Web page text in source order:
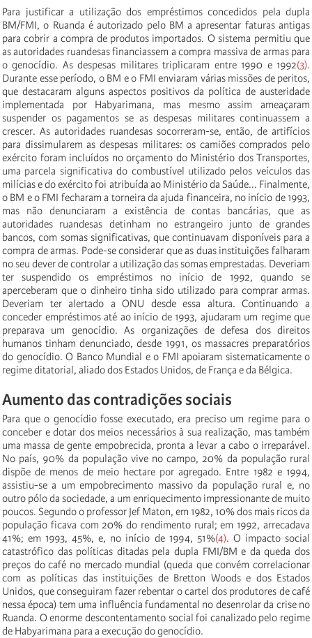
Para justificar a utilização dos empréstimos concedidos pela dupla
BM/FMI, o Ruanda é autorizado pelo BM a apresentar faturas antigas
para cobrir a compra de produtos importados. O sistema permitiu que
as autoridades ruandesas financiassem a compra massiva de armas para
o genocídio. As despesas militares triplicaram entre 1990 e 1992(3).
Durante esse período, o BM e o FMI enviaram várias missões de peritos,
que destacaram alguns aspectos positivos da política de austeridade
implementada por Habyarimana, mas mesmo assim ameaçaram
suspender os pagamentos se as despesas militares continuassem a
crescer. As autoridades ruandesas socorreram-se, então, de artifícios
para dissimularem as despesas militares: os camiões comprados pelo
exército foram incluídos no orçamento do Ministério dos Transportes,
uma parcela significativa do combustível utilizado pelos veículos das
milícias e do exército foi atribuída ao Ministério da Saúde... Finalmente,
o BM e o FMI fecharam a torneira da ajuda financeira, no início de 1993,
mas não denunciaram a existência de contas bancárias, que as
autoridades ruandesas detinham no estrangeiro junto de grandes
bancos, com somas significativas, que continuavam disponíveis para a
compra de armas. Pode-se considerar que as duas instituições falharam
no seu dever de controlar a utilização das somas emprestadas. Deveriam
ter suspendido os empréstimos no início de 1992, quando se
aperceberam que o dinheiro tinha sido utilizado para comprar armas.
Deveriam ter alertado a ONU desde essa altura. Continuando a
conceder empréstimos até ao início de 1993, ajudaram um regime que
preparava um genocídio. As organizações de defesa dos direitos
humanos tinham denunciado, desde 1991, os massacres preparatórios
do genocídio. O Banco Mundial e o FMI apoiaram sistematicamente o
regime ditatorial, aliado dos Estados Unidos, de França e da Bélgica.
Aumento das contradições sociais
Para que o genocídio fosse executado, era preciso um regime para o
conceber e dotar dos meios necessários à sua realização, mas também
uma massa de gente empobrecida, pronta a levar a cabo o irreparável.
No país, 90% da população vive no campo, 20% da população rural
dispõe de menos de meio hectare por agregado. Entre 1982 e 1994,
assistiu-se a um empobrecimento massivo da população rural e, no
outro pólo da sociedade, a um enriquecimento impressionante de muito
poucos. Segundo o professor Jef Maton, em 1982, 10% dos mais ricos da
população ficava com 20% do rendimento rural; em 1992, arrecadava
41%; em 1993, 45%, e, no início de 1994, 51%(4). O impacto social
catastrófico das políticas ditadas pela dupla FMI/BM e da queda dos
preços do café no mercado mundial (queda que convém correlacionar
com as políticas das instituições de Bretton Woods e dos Estados
Unidos, que conseguiram fazer rebentar o cartel dos produtores de café
nessa época) tem uma influência fundamental no desenrolar da crise no
Ruanda. O enorme descontentamento social foi canalizado pelo regime
de Habyarimana para a execução do genocídio.